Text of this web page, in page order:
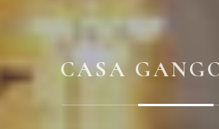
CASA